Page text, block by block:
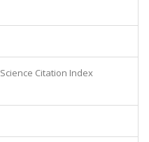
Science Citation Index